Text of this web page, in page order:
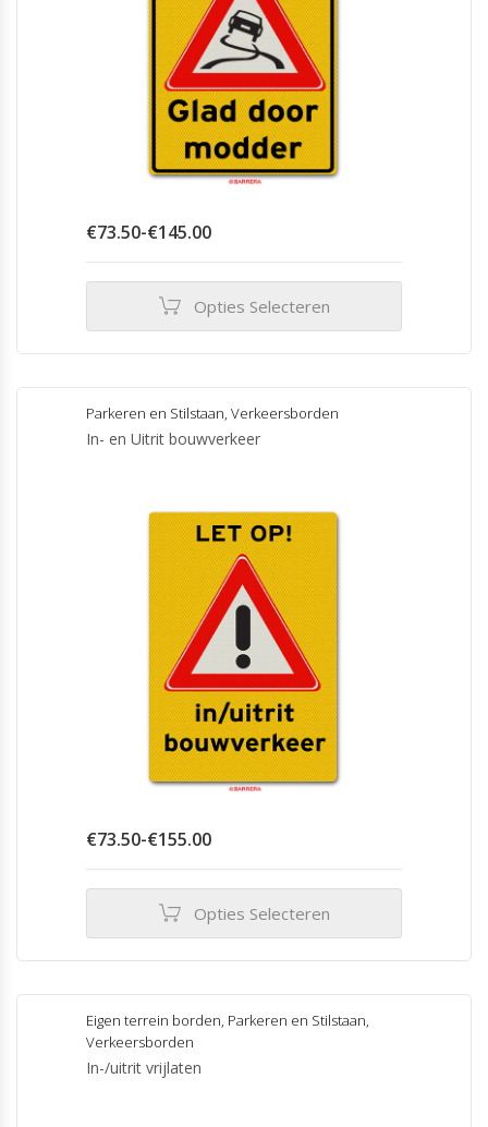
€73.50-€145.00Prijsklasse:
€145.00
Opties Selecteren
heeft
meerdere
Deze
productpagina
Parkeren en Stilstaan, Verkeersborden
In- en Uitrit bouwverkeer
€73.50-€155.00Prijsklasse:
€155.00
Opties Selecteren
heeft
meerdere
variaties.
optie
Eigen terrein borden, Parkeren en Stilstaan,
Verkeersborden
In-/uitrit vrijlaten